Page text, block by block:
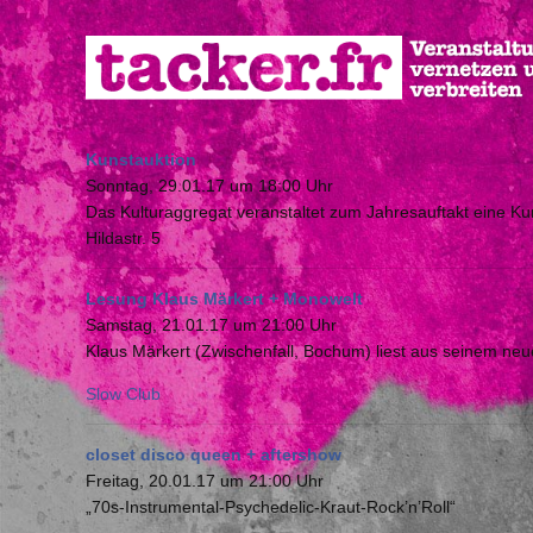
Direkt
zum
Inhalt
Kunstauktion
Sonntag, 29.01.17 um 18:00 Uhr
Das Kulturaggregat veranstaltet zum Jahresauftakt eine
Hildastr. 5
Lesung Klaus Märkert + Monowelt
Samstag, 21.01.17 um 21:00 Uhr
Klaus Märkert (Zwischenfall, Bochum) liest aus seinem
Slow Club
closet disco queen + aftershow
Freitag, 20.01.17 um 21:00 Uhr
„70s-Instrumental-Psychedelic-Kraut-Rock’n’Roll“